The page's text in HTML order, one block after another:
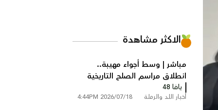
الاكثر مشاهدة
مباشر | وسط أجواء مهيبة..
انطلاق مراسم الصلح التاريخية
بين عائلتي أبو زايد وأبو غانم في
كفر قاسم
يافا 48
أخبار اللد والرملة 2026/07/18 4:44PM